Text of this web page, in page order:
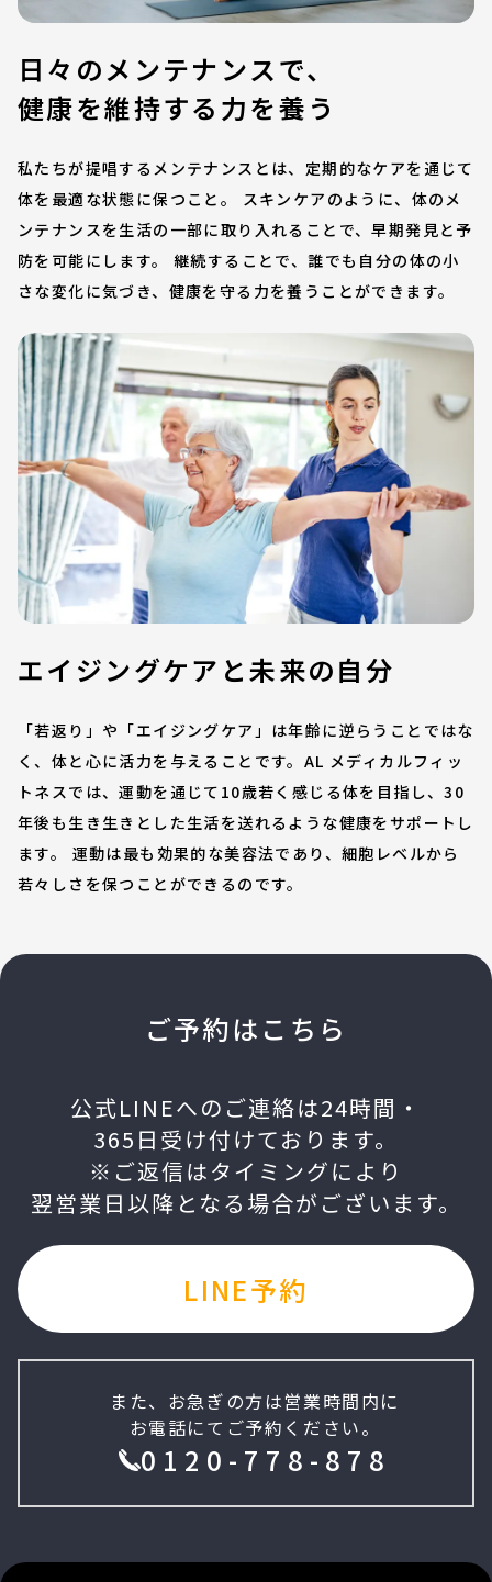
日々のメンテナンスで、
健康を維持する力を養う
私たちが提唱するメンテナンスとは、定期的なケアを通じて
体を最適な状態に保つこと。 スキンケアのように、体のメ
ンテナンスを生活の一部に取り入れることで、早期発見と予
防を可能にします。 継続することで、誰でも自分の体の小
さな変化に気づき、健康を守る力を養うことができます。
エイジングケアと未来の自分
「若返り」や「エイジングケア」は年齢に逆らうことではな
く、体と心に活力を与えることです。AL メディカルフィッ
トネスでは、運動を通じて10歳若く感じる体を目指し、30
年後も生き生きとした生活を送れるような健康をサポートし
ます。 運動は最も効果的な美容法であり、細胞レベルから
若々しさを保つことができるのです。
ご予約はこちら
公式LINEへのご連絡は24時間・
365日受け付けております。
※ご返信はタイミングにより
翌営業日以降となる場合がございます。
LINE予約
また、お急ぎの方は営業時間内に
お電話にてご予約ください。
0120-778-878